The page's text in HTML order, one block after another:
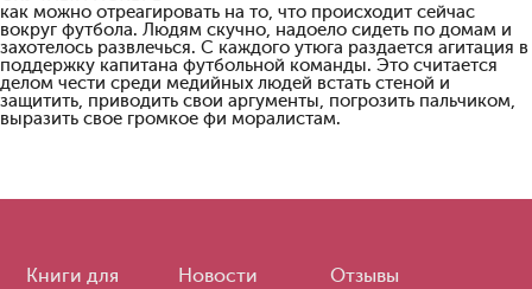
как можно отреагировать на то, что происходит сейчас
вокруг футбола. Людям скучно, надоело сидеть по домам и
захотелось развлечься. С каждого утюга раздается агитация в
поддержку капитана футбольной команды. Это считается
делом чести среди медийных людей встать стеной и
защитить, приводить свои аргументы, погрозить пальчиком,
выразить свое громкое фи моралистам.
Книги для
Новости
Отзывы